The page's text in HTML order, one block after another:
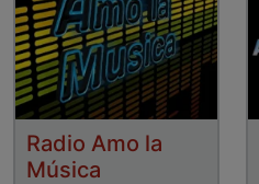
Radio Amo la
Música